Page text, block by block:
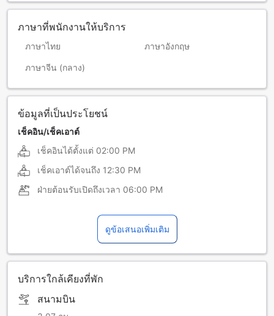
ภาษาที่พนักงานให้บริการ
ภาษาไทย ภาษาอังกฤษ
ภาษาจีน (กลาง)
ข้อมูลที่เป็นประโยชน์
เช็คอิน/เช็คเอาต์
เช็คอินได้ตั้งแต่ 02:00 PM
เช็คเอาต์ได้จนถึง 12:30 PM
ฝ่ายต้อนรับเปิดถึงเวลา 06:00 PM
ดูข้อเสนอเพิ่มเติม
บริการใกล้เคียงที่พัก
สนามบิน